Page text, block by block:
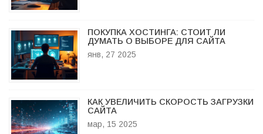
ПОКУПКА ХОСТИНГА: СТОИТ ЛИ
ДУМАТЬ О ВЫБОРЕ ДЛЯ САЙТА
янв, 27 2025
КАК УВЕЛИЧИТЬ СКОРОСТЬ ЗАГРУЗКИ
САЙТА
мар, 15 2025